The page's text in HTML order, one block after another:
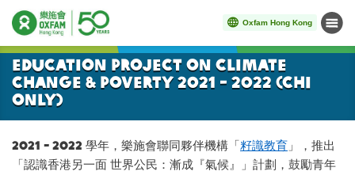
Oxfam Hong Kong Menu
Start main content
Education Project on Climate
Change & Poverty 2021 - 2022 (Chi
Only)
2021 - 2022 學年，樂施會聯同夥伴機構「籽識教育 」，推出
「認識香港另一面 世界公民：漸成『氣候』」計劃，鼓勵青年